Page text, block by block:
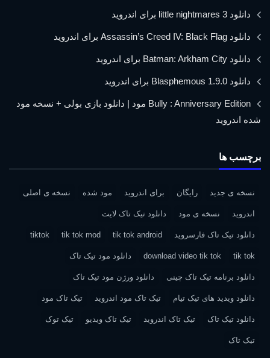
دانلود little nightmares 3 برای اندروید
دانلود Assassin’s Creed IV: Black Flag برای اندروید
دانلود Batman: Arkham City برای اندروید
دانلود Blasphemous 1.9.0 برای اندروید
Bully : Anniversary Edition مود | دانلود بازی بولی + نسخه مود
شده اندروید
برچسب ها
نسخه ی جدید رایگان برای اندروید مود شده نسخه ی اصلی
اندروید نسخه ی مود دانلود تیک تاک لایت
دانلود تیک تاک فارسروید tik tok android
tik tok mod
tiktok
tik tok
download video tik tok دانلود مود تیک تاک
دانلود برنامه تیک تاک چینی دانلود ورژن مود تیک تاک
دانلود ویدید های تیک تیام تیک تاک مود اندروید تیک تاک مود
دانلود تیک تاک تیک تاک اندروید تیک تاک ویدیو تیک توک
تیک تاک